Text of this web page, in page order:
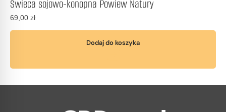
Świeca sojowo-konopna Powiew Natury
69,00 zł
Dodaj do koszyka